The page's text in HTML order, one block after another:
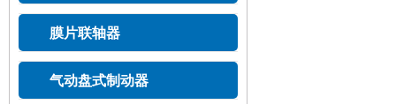
膜片联轴器
气动盘式制动器